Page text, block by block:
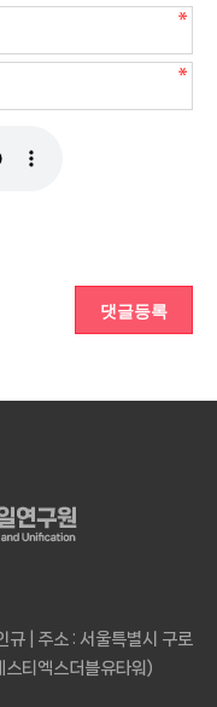
규 | 주소 : 서울특별시 구로
티엑스더블유타워)